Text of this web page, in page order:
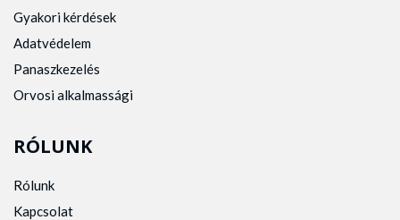
Gyakori kérdések
Adatvédelem
Panaszkezelés
Orvosi alkalmassági
RÓLUNK
Rólunk
Kapcsolat